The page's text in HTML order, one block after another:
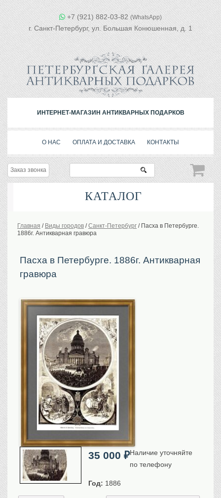
+7 (921) 882-03-82 (WhatsApp)
г. Санкт-Петербург, ул. Большая Конюшенная, д. 1
ИНТЕРНЕТ-МАГАЗИН АНТИКВАРНЫХ ПОДАРКОВ
О НАС ОПЛАТА И ДОСТАВКА КОНТАКТЫ
Заказ звонка
КАТАЛОГ
История Российской империи. Обычаи
Предметы VIP
Портреты царской
Москва
Санкт-Петербург
Российская империя
Прочие
Старинные карты
Российская империя
Европа
Мир
Исторические карты
Виды городов
Москва
Санкт-Петербург
Российская империя
Прочие
Главная / Виды городов /Санкт-Петербург / Пасха в Петербурге.
1886г. Антикварная гравюра
Пасха в Петербурге. 1886г. Антикварная
гравюра
35 000₽Наличие уточняйте
по телефону
Год: 1886